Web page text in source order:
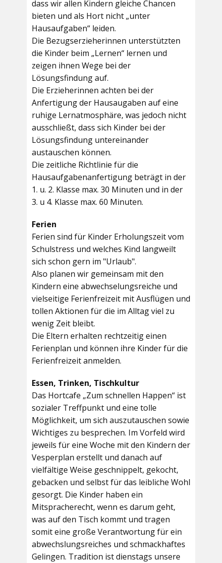
dass wir allen Kindern gleiche Chancen
bieten und als Hort nicht „unter
Hausaufgaben“ leiden.
Die Bezugserzieherinnen unterstützten
die Kinder beim „Lernen“ lernen und
zeigen ihnen Wege bei der
Lösungsfindung auf.
Die Erzieherinnen achten bei der
Anfertigung der Hausaugaben auf eine
ruhige Lernatmosphäre, was jedoch nicht
ausschließt, dass sich Kinder bei der
Lösungsfindung untereinander
austauschen können.
Die zeitliche Richtlinie für die
Hausaufgabenanfertigung beträgt in der
1. u. 2. Klasse max. 30 Minuten und in der
3. u 4. Klasse max. 60 Minuten.
Ferien
Ferien sind für Kinder Erholungszeit vom
Schulstress und welches Kind langweilt
sich schon gern im "Urlaub".
Also planen wir gemeinsam mit den
Kindern eine abwechselungsreiche und
vielseitige Ferienfreizeit mit Ausflügen und
tollen Aktionen für die im Alltag viel zu
wenig Zeit bleibt.
Die Eltern erhalten rechtzeitig einen
Ferienplan und können ihre Kinder für die
Ferienfreizeit anmelden.
Essen, Trinken, Tischkultur
Das Hortcafe „Zum schnellen Happen“ ist
sozialer Treffpunkt und eine tolle
Möglichkeit, um sich auszutauschen sowie
Wichtiges zu besprechen. Im Vorfeld wird
jeweils für eine Woche mit den Kindern der
Vesperplan erstellt und danach auf
vielfältige Weise geschnippelt, gekocht,
gebacken und selbst für das leibliche Wohl
gesorgt. Die Kinder haben ein
Mitspracherecht, wenn es darum geht,
was auf den Tisch kommt und tragen
somit eine große Verantwortung für ein
abwechslungsreiches und schmackhaftes
Gelingen. Tradition ist dienstags unsere